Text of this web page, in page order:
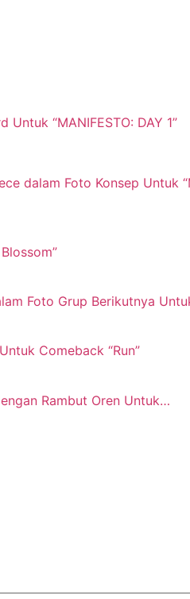
“MANIFESTO: DAY 1”
dalam Foto Konsep Untuk
Foto Grup Berikutnya
Comeback “Run”
Rambut Oren Untuk…